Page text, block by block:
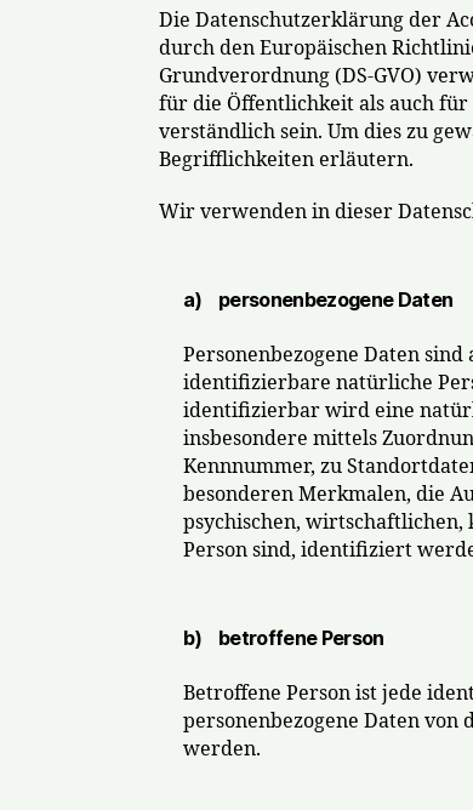
Die Datenschutzerklärung der
durch den Europäischen
Grundverordnung (DS-GVO)
für die Öffentlichkeit als auch
verständlich sein. Um dies zu
Begrifflichkeiten erläutern.
Wir verwenden in dieser
a) personenbezogene Daten
Personenbezogene Daten
identifizierbare natürliche
identifizierbar wird eine
insbesondere mittels
Kennnummer, zu
besonderen Merkmalen, die
psychischen,
Person sind, identifiziert
b) betroffene Person
Betroffene Person ist jede
personenbezogene Daten
werden.